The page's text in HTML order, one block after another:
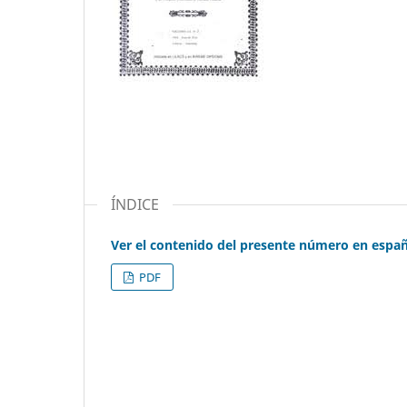
ÍNDICE
Ver el contenido del presente número en
PDF